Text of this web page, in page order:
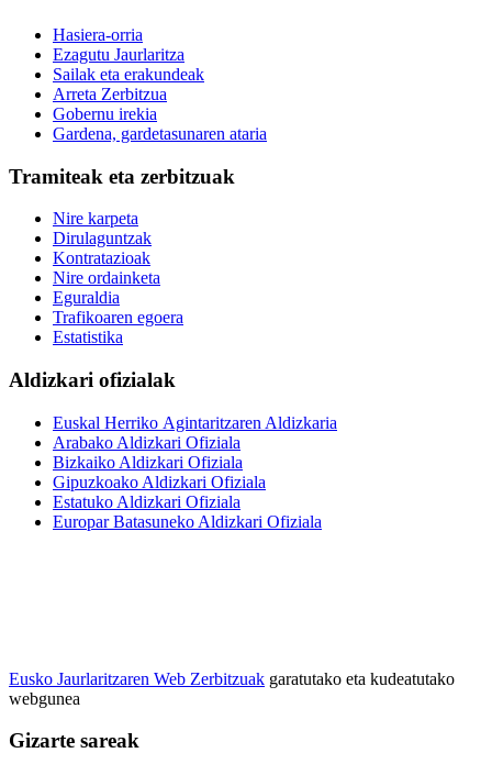
Hasiera-orria
Ezagutu Jaurlaritza
Sailak eta erakundeak
Arreta Zerbitzua
Gobernu irekia
Gardena, gardetasunaren ataria
Tramiteak eta zerbitzuak
Nire karpeta
Dirulaguntzak
Kontratazioak
Nire ordainketa
Eguraldia
Trafikoaren egoera
Estatistika
Aldizkari ofizialak
Euskal Herriko Agintaritzaren Aldizkaria
Arabako Aldizkari Ofiziala
Bizkaiko Aldizkari Ofiziala
Gipuzkoako Aldizkari Ofiziala
Estatuko Aldizkari Ofiziala
Europar Batasuneko Aldizkari Ofiziala
Eusko Jaurlaritzaren Web Zerbitzuak garatutako eta kudeatutako
webgunea
Gizarte sareak